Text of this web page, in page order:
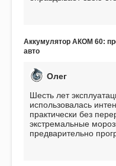
пожалел. Считаю,
Аккумулятор АКОМ 60:
авто
Олег
Шесть лет
использовалась
практически без
экстремальные
предварительно
использования не